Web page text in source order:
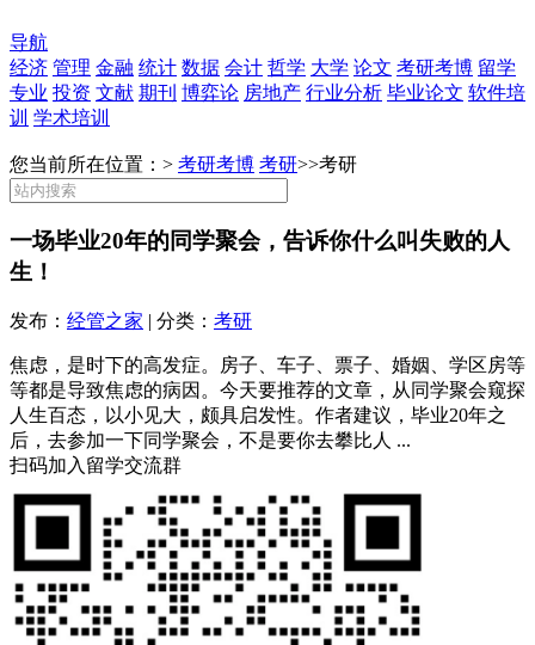
导航
经济 管理 金融 统计 数据 会计 哲学 大学 论文 考研考博 留学
专业 投资 文献 期刊 博弈论 房地产 行业分析 毕业论文 软件培
训 学术培训
您当前所在位置：> 考研考博 考研>>考研
一场毕业20年的同学聚会，告诉你什么叫失败的人
生！
发布： 经管之家 | 分类： 考研
焦虑，是时下的高发症。房子、车子、票子、婚姻、学区房等
等都是导致焦虑的病因。今天要推荐的文章，从同学聚会窥探
人生百态，以小见大，颇具启发性。作者建议，毕业20年之
后，去参加一下同学聚会，不是要你去攀比人 ...
扫码加入留学交流群